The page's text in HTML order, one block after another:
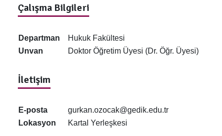
Çalışma Bilgileri
Departman
Hukuk Fakültesi
Unvan
Doktor Öğretim Üyesi (Dr. Öğr. Üyesi)
İletişim
E-posta
gurkan.ozocak@gedik.edu.tr
Lokasyon
Kartal Yerleşkesi